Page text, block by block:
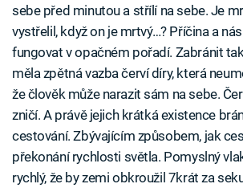
sebe před minutou a střílí na sebe. Je
vystřelil, když on je mrtvý…? Příčina a
fungovat v opačném pořadí. Zabránit
měla zpětná vazba červí díry, která
že člověk může narazit sám na sebe.
zničí. A právě jejich krátká existence
cestování. Zbývajícím způsobem, jak
překonání rychlosti světla. Pomyslný
rychlý, že by zemi obkroužil 7krát za